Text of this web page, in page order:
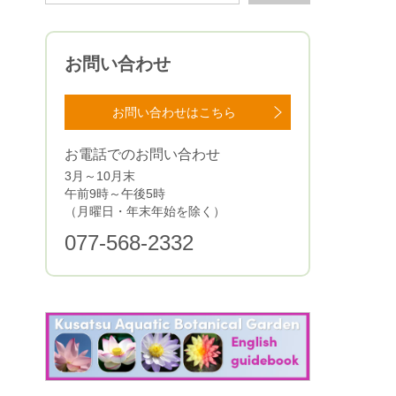
お問い合わせ
お問い合わせはこちら
お電話でのお問い合わせ
3月～10月末
午前9時～午後5時
（月曜日・年末年始を除く）
077-568-2332